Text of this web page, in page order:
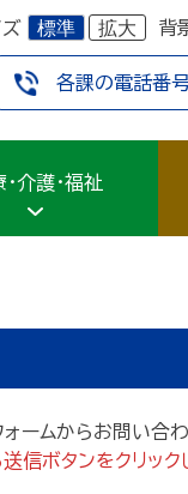
ズ 標準 拡大 背
各課の電話番
・介護・福祉
ームからお問い合わ
ボタンをクリック